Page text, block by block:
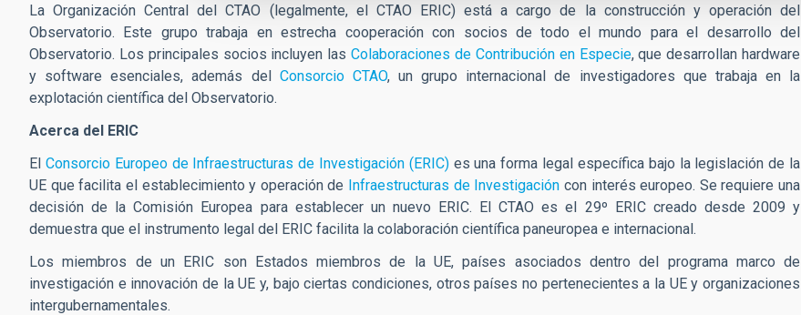
La Organización Central del CTAO (legalmente, el CTAO ERIC) está a cargo de la construcción y operación del
Observatorio. Este grupo trabaja en estrecha cooperación con socios de todo el mundo para el desarrollo del
Observatorio. Los principales socios incluyen lasColaboraciones de Contribución en Especie, que desarrollan hardware
y software esenciales, además del Consorcio CTAO, un grupo internacional de investigadores que trabaja en la
explotación científica del Observatorio.
Acerca del ERIC
El Consorcio Europeo de Infraestructuras de Investigación (ERIC)es una forma legal específica bajo la legislación de la
UE que facilita el establecimiento y operación de Infraestructuras de Investigación con interés europeo. Se requiere una
decisión de la Comisión Europea para establecer un nuevo ERIC. El CTAO es el 29º ERIC creado desde 2009 y
demuestra que el instrumento legal del ERIC facilita la colaboración científica paneuropea e internacional.
Los miembros de un ERIC son Estados miembros de la UE, países asociados dentro del programa marco de
investigación e innovación de la UE y, bajo ciertas condiciones, otros países no pertenecientes a la UE y organizaciones
intergubernamentales.